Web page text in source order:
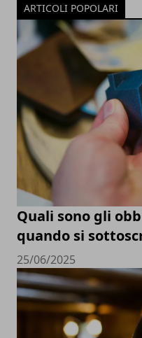
ARTICOLI POPOLARI
Quali sono gli
quando si
25/06/2025